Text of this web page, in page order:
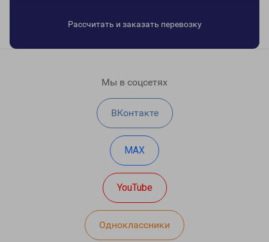
Рассчитать и заказать перевозку
Мы в соцсетях
ВКонтакте
MAX
YouTube
Одноклассники